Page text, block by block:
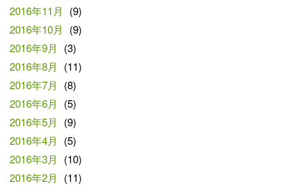
2016年11月
(9)
2016年10月
(9)
2016年9月
(3)
2016年8月
(11)
2016年7月
(8)
2016年6月
(5)
2016年5月
(9)
2016年4月
(5)
2016年3月
(10)
2016年2月
(11)